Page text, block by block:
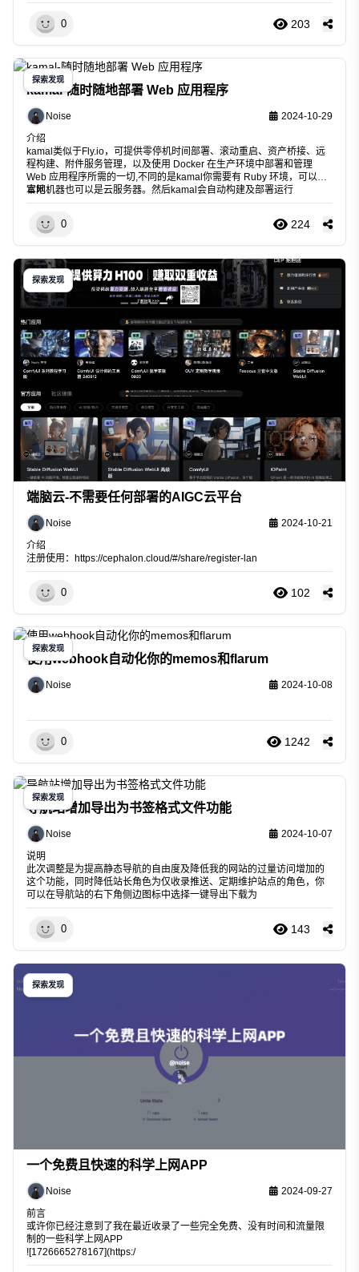
0 203
探索发现
kamal-随时随地部署 Web 应用程序
Noise
2024-10-29
介绍
kamal类似于Fly.io，可提供零停机时间部署、滚动重启、资产桥接、远
程构建、附件服务管理，以及使用 Docker 在生产环境中部署和管理
Web 应用程序所需的一切,不同的是kamal你需要有 Ruby 环境，可以是
本地机器也可以是云服务器。然后kamal会自动构建及部署运行
官网：
0 224
探索发现
端脑云-不需要任何部署的AIGC云平台
Noise
2024-10-21
介绍
注册使用： https://cephalon.cloud/#/share/register-lan
0 102
探索发现
使用webhook自动化你的memos和flarum
Noise 2024-10-08
0 1242
探索发现
导航站增加导出为书签格式文件功能
Noise
2024-10-07
说明
此次调整是为提高静态导航的自由度及降低我的网站的过量访问增加的
这个功能，同时降低站长角色为仅收录推送、定期维护站点的角色，你
可以在导航站的右下角侧边图标中选择一键导出下载为
0 143
探索发现
一个免费且快速的科学上网APP
Noise
2024-09-27
前言
或许你已经注意到了我在最近收录了一些完全免费、没有时间和流量限
制的一些科学上网APP
![1726665278167](https:/